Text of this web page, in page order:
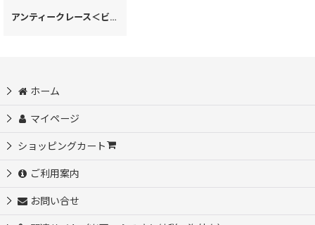
アンティークレース＜ビオラ＞ 2WAYミニトートバッグ
ホーム
マイページ
ショッピングカート
ご利用案内
お問い合せ